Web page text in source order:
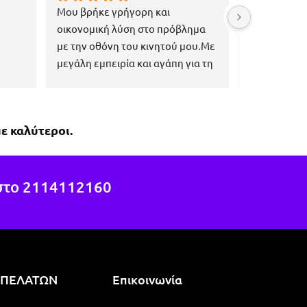
Μου βρήκε γρήγορη και
οικονομική λύση στο πρόβλημα
με την οθόνη του κινητού μου.Με
μεγάλη εμπειρία και αγάπη για τη
μετακίνηση με τη συγκοινωνία,
Εξαιρετική
καλύτεροι.
2114112160
Επικοινωνία